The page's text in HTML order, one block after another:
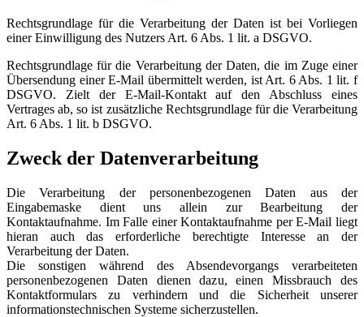
Rechtsgrundlage für die Verarbeitung der Daten ist bei Vorliegen
einer Einwilligung des Nutzers Art. 6 Abs. 1 lit. a DSGVO.
Rechtsgrundlage für die Verarbeitung der Daten, die im Zuge einer
Übersendung einer E-Mail übermittelt werden, ist Art. 6 Abs. 1 lit. f
DSGVO. Zielt der E-Mail-Kontakt auf den Abschluss eines
Vertrages ab, so ist zusätzliche Rechtsgrundlage für die Verarbeitung
Art. 6 Abs. 1 lit. b DSGVO.
Zweck der Datenverarbeitung
Die Verarbeitung der personenbezogenen Daten aus der
Eingabemaske dient uns allein zur Bearbeitung der
Kontaktaufnahme. Im Falle einer Kontaktaufnahme per E-Mail liegt
hieran auch das erforderliche berechtigte Interesse an der
Verarbeitung der Daten.
Die sonstigen während des Absendevorgangs verarbeiteten
personenbezogenen Daten dienen dazu, einen Missbrauch des
Kontaktformulars zu verhindern und die Sicherheit unserer
informationstechnischen Systeme sicherzustellen.